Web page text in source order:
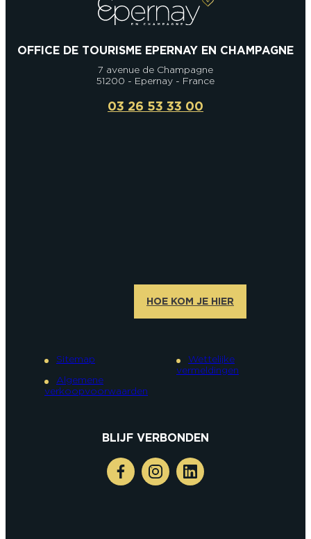
OFFICE DE TOURISME EPERNAY EN CHAMPAGNE
7 avenue de Champagne
51200 - Epernay - France
03 26 53 33 00
HOE KOM JE HIER
Sitemap
Algemene
verkoopvoorwaarden
Wettelijke
vermeldingen
BLIJF VERBONDEN